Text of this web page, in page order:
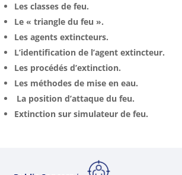
Les classes de feu.
Le « triangle du feu ».
Les agents extincteurs.
L’identification de l’agent extincteur.
Les procédés d’extinction.
Les méthodes de mise en eau.
La position d’attaque du feu.
Extinction sur simulateur de feu.